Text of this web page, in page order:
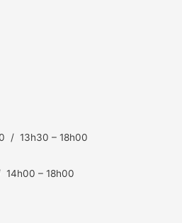
/ 13h30 – 18h00
– 18h00